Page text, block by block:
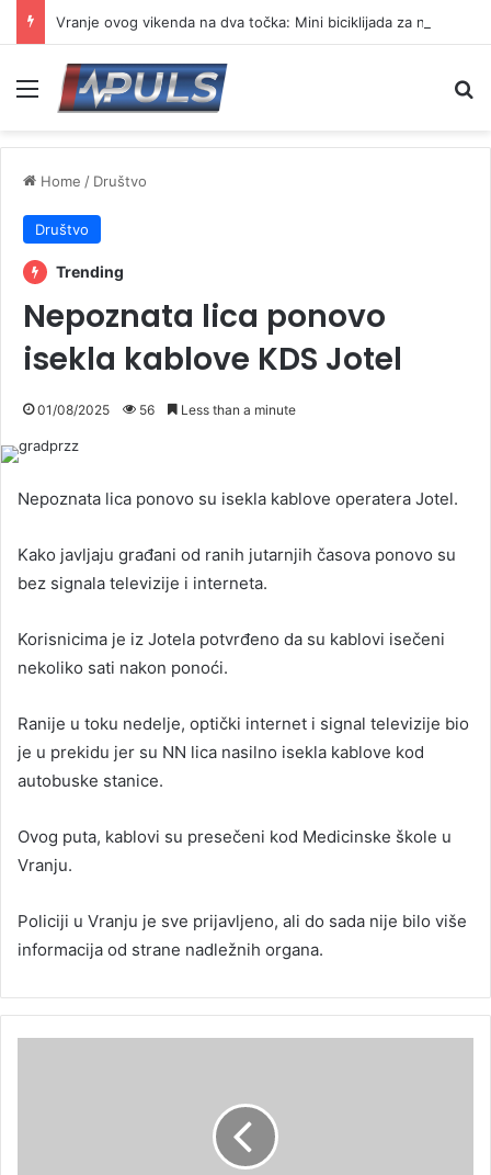
Menu
Home / Društvo
Društvo
Trending
Nepoznata lica ponovo
isekla kablove KDS Jotel
01/08/2025 56 Less than a minute
Nepoznata lica ponovo su isekla kablove operatera Jotel.
Kako javljaju građani od ranih jutarnjih časova ponovo su
bez signala televizije i interneta.
Korisnicima je iz Jotela potvrđeno da su kablovi isečeni
nekoliko sati nakon ponoći.
Ranije u toku nedelje, optički internet i signal televizije bio
je u prekidu jer su NN lica nasilno isekla kablove kod
autobuske stanice.
Ovog puta, kablovi su presečeni kod Medicinske škole u
Vranju.
Policiji u Vranju je sve prijavljeno, ali do sada nije bilo više
informacija od strane nadležnih organa.